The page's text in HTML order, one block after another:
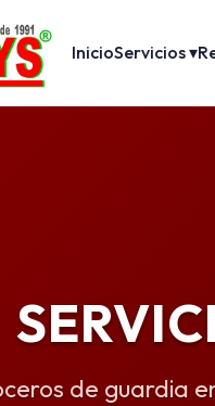
InicioServicios ▾
de guardia